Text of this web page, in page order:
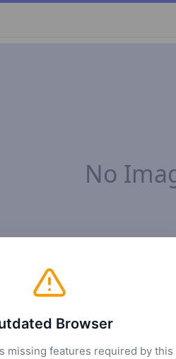
Browser
missing features required by this